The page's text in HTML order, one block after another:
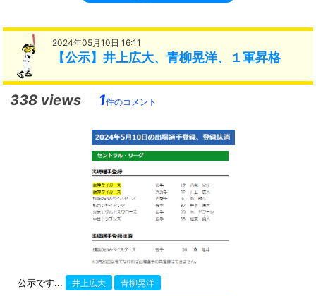
2024年05月10日 16:11
【公示】井上広大、青柳晃洋、１軍昇格
338 views 1件のコメント
公示です... 井上広大 青柳晃洋